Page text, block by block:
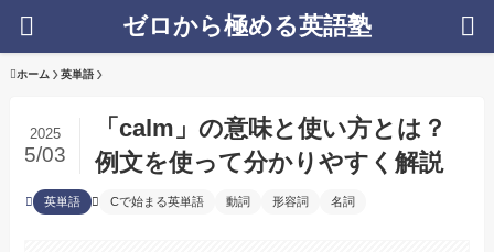
ゼロから極める英語塾
ホーム 英単語
「calm」の意味と使い方とは？
例文を使って分かりやすく解説
2025
5/03
英単語 Cで始まる英単語 動詞 形容詞 名詞